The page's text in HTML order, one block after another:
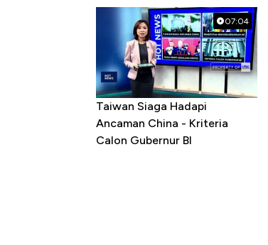
07:04
Taiwan Siaga Hadapi
Ancaman China - Kriteria
Calon Gubernur BI